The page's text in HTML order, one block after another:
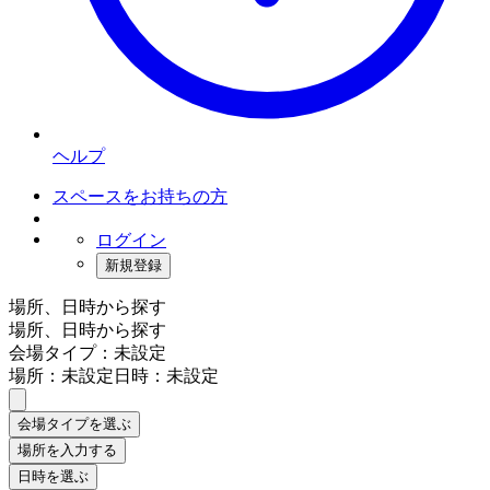
ヘルプ
スペースをお持ちの方
ログイン
新規登録
場所、日時から探す
場所、日時から探す
会場タイプ：未設定
場所：未設定日時：未設定
会場タイプを選ぶ
場所を入力する
日時を選ぶ